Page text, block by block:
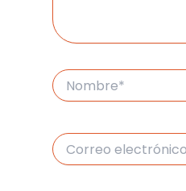
Nombre*
Correo
electrónico*